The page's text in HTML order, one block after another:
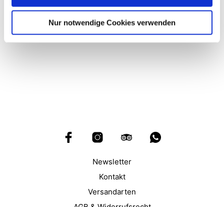
Nur notwendige Cookies verwenden
Newsletter
Kontakt
Versandarten